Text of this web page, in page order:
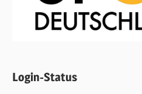
Login-Status